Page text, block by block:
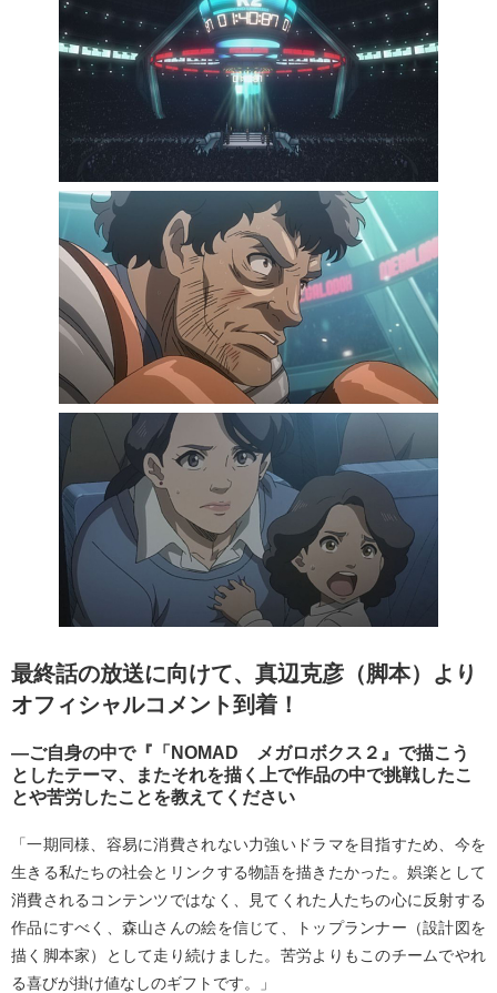
最終話の放送に向けて、真辺克彦（脚本）より
オフィシャルコメント到着！
―ご自身の中で『「NOMAD メガロボクス２』で描こう
としたテーマ、またそれを描く上で作品の中で挑戦したこ
とや苦労したことを教えてください
「一期同様、容易に消費されない力強いドラマを目指すため、今を
生きる私たちの社会とリンクする物語を描きたかった。娯楽として
消費されるコンテンツではなく、見てくれた人たちの心に反射する
作品にすべく、森山さんの絵を信じて、トップランナー（設計図を
描く脚本家）として走り続けました。苦労よりもこのチームでやれ
る喜びが掛け値なしのギフトです。」